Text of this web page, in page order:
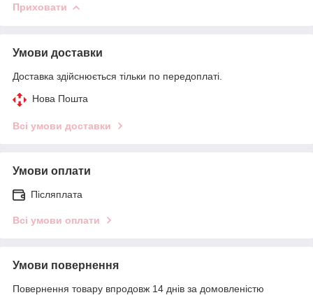
Приховати
Умови доставки
Доставка здійснюється тільки по передоплаті.
Нова Пошта
Всі умови доставки
Умови оплати
Післяплата
Всі умови оплати
Умови повернення
Повернення товару впродовж 14 днів за домовленістю